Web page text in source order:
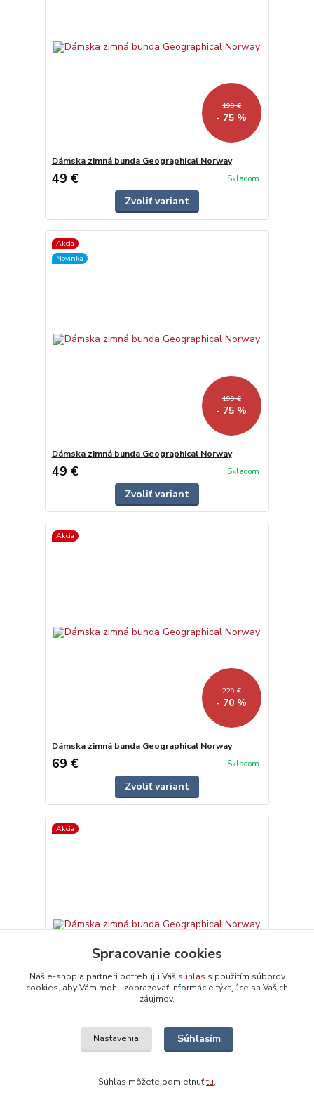
199 €
- 75 %
Dámska zimná bunda Geographical Norway
49 € Skladom
Zvoliť variant
Akcia
Novinka
199 €
- 75 %
Dámska zimná bunda Geographical Norway
49 € Skladom
Zvoliť variant
Akcia
229 €
- 70 %
Dámska zimná bunda Geographical Norway
69 € Skladom
Zvoliť variant
Akcia
149 €
- 74 %
Dámska zimná bunda Geographical Norway
Zvoliť variant
Spracovanie cookies
Náš e-shop a partneri potrebujú Váš súhlas s použitím súborov
cookies, aby Vám mohli zobrazovať informácie týkajúce sa Vašich
záujmov.
Nastavenia Súhlasím
Súhlas môžete odmietnuťtu.